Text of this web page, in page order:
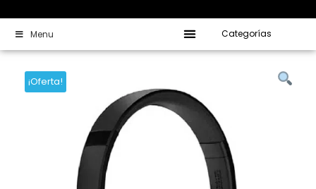
Menu Categorías
¡Oferta!